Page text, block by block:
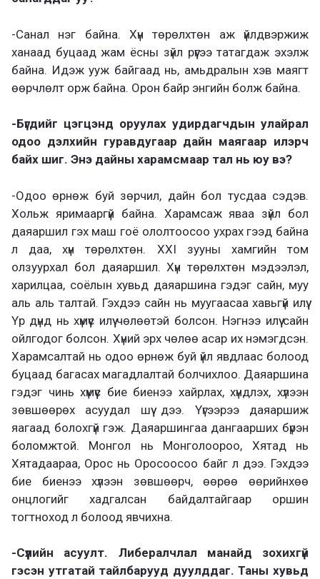
-Санал нэг байна. Хүн төрөлхтөн аж үйлдвэржиж
ханаад буцаад жам ёсны зүйл рүүгээ татагдаж эхэлж
байна. Идэж ууж байгаад нь, амьдралын хэв маягт
өөрчлөлт орж байна. Орон байр энгийн болж байна.
-Бүгдийг цэгцэнд оруулах удирдагчдын улайрал
одоо дэлхийн гуравдугаар дайн маягаар илэрч
байх шиг. Энэ дайны харамсмаар тал нь юу вэ?
-Одоо өрнөж буй зөрчил, дайн бол тусдаа сэдэв.
Хольж яримааргүй байна. Харамсаж яваа зүйл бол
даяаршил гэх маш гоё ололтоосоо ухрах гээд байна
л даа, хүн төрөлхтөн. XXI зууны хамгийн том
олзуурхал бол даяаршил. Хүн төрөлхтөн мэдээлэл,
харилцаа, соёлын хувьд даяаршина гэдэг сайн, муу
аль аль талтай. Гэхдээ сайн нь муугаасаа хавьгүй илүү.
Үр дүнд нь хүмүүс илүү чөлөөтэй болсон. Нэгнээ илүү сайн
ойлгодог болсон. Хүний эрх чөлөө асар их нэмэгдсэн.
Харамсалтай нь одоо өрнөж буй үйл явдлаас болоод
буцаад багасах магадлалтай болчихлоо. Даяаршина
гэдэг чинь хүмүүс бие биенээ хайрлах, хүндлэх, хүлээн
зөвшөөрөх асуудал шүү дээ. Үүгээрээ даяаршиж
яагаад болохгүй гэж. Даяаршингаа дангаарших бүрэн
боломжтой. Монгол нь Монголоороо, Хятад нь
Хятадаараа, Орос нь Оросоосоо байг л дээ. Гэхдээ
бие биенээ хүлээн зөвшөөрч, өөрөө өөрийнхөө
онцлогийг хадгалсан байдалтайгаар оршин
тогтноход л болоод явчихна.
-Сүүлийн асуулт. Либералчлал манайд зохихгүй
гэсэн утгатай тайлбарууд дуулддаг. Таны хувьд